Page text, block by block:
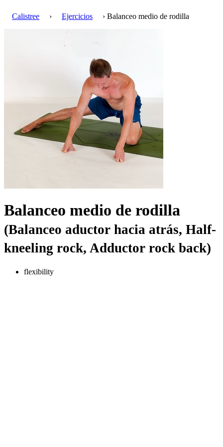
Calistree › Ejercicios › Balanceo medio de rodilla
Balanceo medio de rodilla
(Balanceo aductor hacia atrás, Half-
kneeling rock, Adductor rock back)
flexibility